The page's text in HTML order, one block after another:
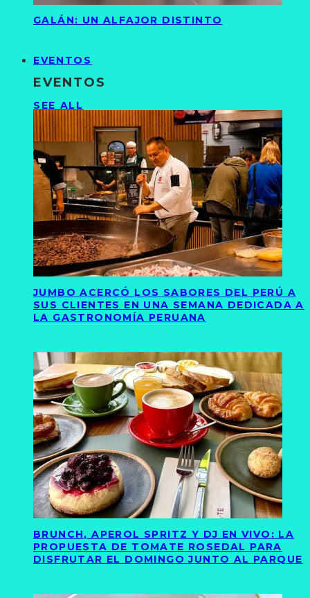
GALÁN: UN ALFAJOR DISTINTO
EVENTOS
EVENTOS
SEE ALL
JUMBO ACERCÓ LOS SABORES DEL PERÚ A
SUS CLIENTES EN UNA SEMANA DEDICADA A
LA GASTRONOMÍA PERUANA
BRUNCH, APEROL SPRITZ Y DJ EN VIVO: LA
PROPUESTA DE TOMATE ROSEDAL PARA
DISFRUTAR EL DOMINGO JUNTO AL PARQUE